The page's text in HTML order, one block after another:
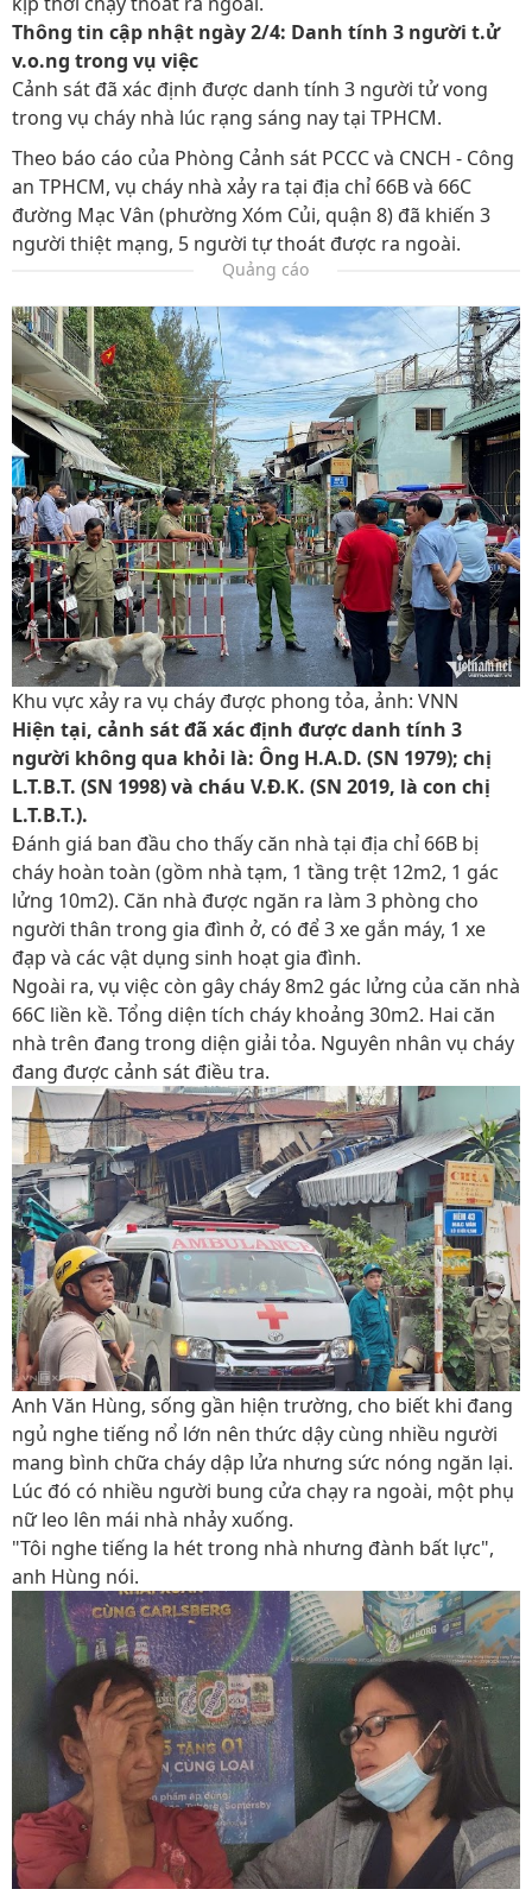
Thông tin cập nhật ngày 2/4: Danh tính 3 người t.ử
v.o.ng trong vụ việc
Cảnh sát đã xác định được danh tính 3 người tử vong
trong vụ cháy nhà lúc rạng sáng nay tại TPHCM.
Theo báo cáo của Phòng Cảnh sát PCCC và CNCH - Công
an TPHCM, vụ cháy nhà xảy ra tại địa chỉ 66B và 66C
đường Mạc Vân (phường Xóm Củi, quận 8) đã khiến 3
người thiệt mạng, 5 người tự thoát được ra ngoài.
Quảng cáo
Khu vực xảy ra vụ cháy được phong tỏa, ảnh: VNN
Hiện tại, cảnh sát đã xác định được danh tính 3
người không qua khỏi là: Ông H.A.D. (SN 1979); chị
L.T.B.T. (SN 1998) và cháu V.Đ.K. (SN 2019, là con chị
L.T.B.T.).
Đánh giá ban đầu cho thấy căn nhà tại địa chỉ 66B bị
cháy hoàn toàn (gồm nhà tạm, 1 tầng trệt 12m2, 1 gác
lửng 10m2). Căn nhà được ngăn ra làm 3 phòng cho
người thân trong gia đình ở, có để 3 xe gắn máy, 1 xe
đạp và các vật dụng sinh hoạt gia đình.
Ngoài ra, vụ việc còn gây cháy 8m2 gác lửng của căn nhà
66C liền kề. Tổng diện tích cháy khoảng 30m2. Hai căn
nhà trên đang trong diện giải tỏa. Nguyên nhân vụ cháy
đang được cảnh sát điều tra.
Anh Văn Hùng, sống gần hiện trường, cho biết khi đang
ngủ nghe tiếng nổ lớn nên thức dậy cùng nhiều người
mang bình chữa cháy dập lửa nhưng sức nóng ngăn lại.
Lúc đó có nhiều người bung cửa chạy ra ngoài, một phụ
nữ leo lên mái nhà nhảy xuống.
"Tôi nghe tiếng la hét trong nhà nhưng đành bất lực",
anh Hùng nói.